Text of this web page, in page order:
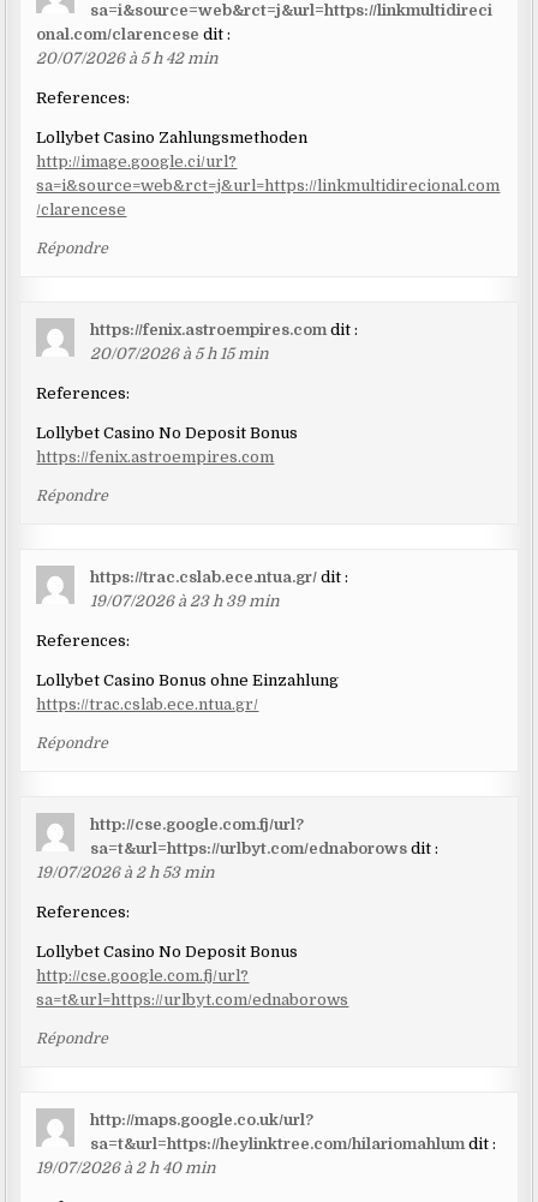
sa=i&source=web&rct=j&url=https://linkmultidireci
onal.com/clarencese dit :
20/07/2026 à 5 h 42 min
References:
Lollybet Casino Zahlungsmethoden
http://image.google.ci/url?
sa=i&source=web&rct=j&url=https://linkmultidirecional.com
/clarencese
Répondre
https://fenix.astroempires.com dit :
20/07/2026 à 5 h 15 min
References:
Lollybet Casino No Deposit Bonus
https://fenix.astroempires.com
Répondre
https://trac.cslab.ece.ntua.gr/ dit :
19/07/2026 à 23 h 39 min
References:
Lollybet Casino Bonus ohne Einzahlung
https://trac.cslab.ece.ntua.gr/
Répondre
http://cse.google.com.fj/url?
sa=t&url=https://urlbyt.com/ednaborows dit :
19/07/2026 à 2 h 53 min
References:
Lollybet Casino No Deposit Bonus
http://cse.google.com.fj/url?
sa=t&url=https://urlbyt.com/ednaborows
Répondre
http://maps.google.co.uk/url?
sa=t&url=https://heylinktree.com/hilariomahlum dit :
19/07/2026 à 2 h 40 min